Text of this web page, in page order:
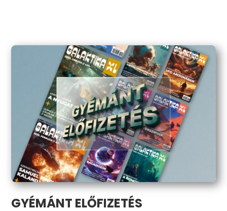
GYÉMÁNT ELŐFIZETÉS